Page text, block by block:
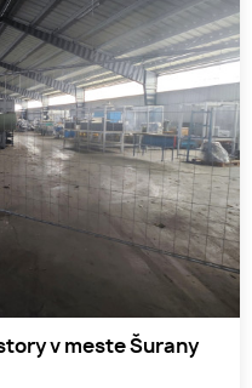
v meste Šurany